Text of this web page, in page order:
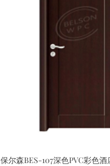
保尔森BES-107深色PVC彩色